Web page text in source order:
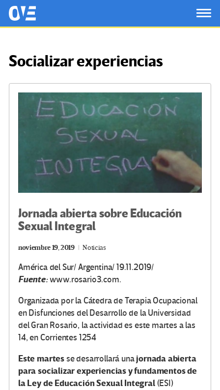
Saltar al contenido principal
OtrasVocesenEducacion.org
Socializar experiencias
Jornada abierta sobre Educación
Sexual Integral
noviembre 19, 2019 Noticias
América del Sur/ Argentina/ 19.11.2019/
Fuente:www.rosario3.com.
Organizada por la Cátedra de Terapia Ocupacional
en Disfunciones del Desarrollo de la Universidad
del Gran Rosario, la actividad es este martes a las
14, en Corrientes 1254
Este martes se desarrollará unajornada abierta
para socializar experiencias y fundamentos de
la Ley de Educación Sexual Integral(ESI)